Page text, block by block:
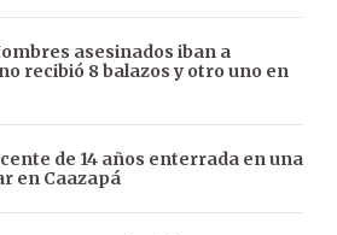
asesinados iban a
recibió 8 balazos y otro uno en
de 14 años enterrada en una
en Caazapá